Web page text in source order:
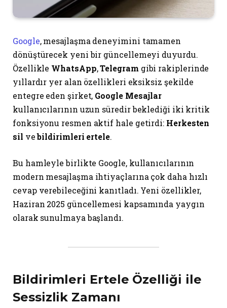
Google, mesajlaşma deneyimini tamamen
dönüştürecek yeni bir güncellemeyi duyurdu.
Özellikle WhatsApp,Telegramgibi rakiplerinde
yıllardır yer alan özellikleri eksiksiz şekilde
entegre eden şirket, Google Mesajlar
kullanıcılarının uzun süredir beklediği iki kritik
fonksiyonu resmen aktif hale getirdi: Herkesten
sil vebildirimleri ertele.
Bu hamleyle birlikte Google, kullanıcılarının
modern mesajlaşma ihtiyaçlarına çok daha hızlı
cevap verebileceğini kanıtladı. Yeni özellikler,
Haziran 2025 güncellemesi kapsamında yaygın
olarak sunulmaya başlandı.
Bildirimleri Ertele Özelliği ile
Sessizlik Zamanı